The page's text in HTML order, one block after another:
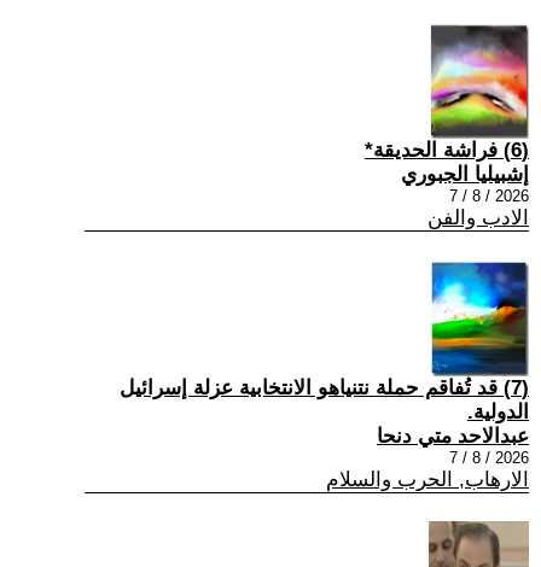
(6) فراشة الحديقة*
إشبيليا الجبوري
2026 / 8 / 7
الادب والفن
(7) قد تُفاقم حملة نتنياهو الانتخابية عزلة إسرائيل
الدولية.
عبدالاحد متي دنحا
2026 / 8 / 7
الارهاب, الحرب والسلام